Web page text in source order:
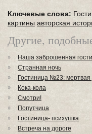
Ключевые слова:
картины авторская
Другие,
Наша заброшенная
Странная ночь
Гостиница №23: мертвая
Кока-кола
Смотри!
Попутчица
Гостиница- психушка
Встреча на дороге